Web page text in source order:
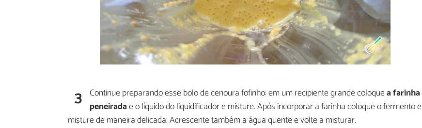
3 Continue preparando esse bolo de cenoura fofinho: em um recipiente grande coloquea farinha
peneiradae o líquido do liquidificador e misture. Após incorporar a farinha coloque o fermento e
misture de maneira delicada. Acrescente também a água quente e volte a misturar.